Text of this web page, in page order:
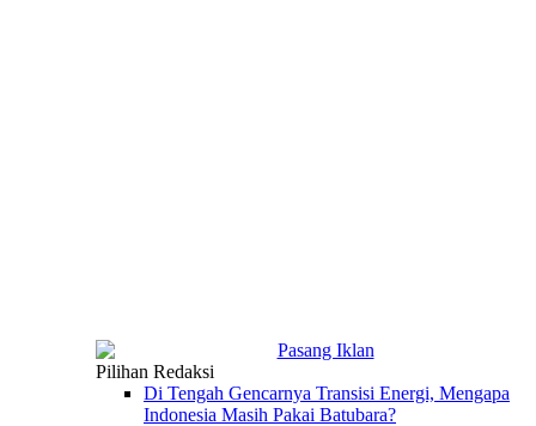
Pilihan Redaksi
Di Tengah Gencarnya Transisi Energi, Mengapa
Indonesia Masih Pakai Batubara?